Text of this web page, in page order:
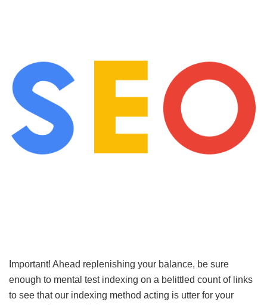
Important! Ahead replenishing your balance, be sure
enough to mental test indexing on a belittled count of links
to see that our indexing method acting is utter for your